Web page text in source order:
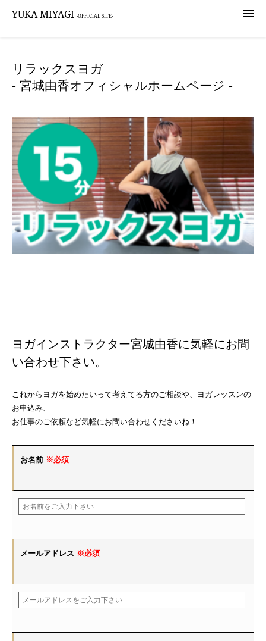

YUKA MIYAGI -OFFICIAL SITE-
リラックスヨガ
- 宮城由香オフィシャルホームページ -
ヨガインストラクター宮城由香に気軽にお問
い合わせ下さい。
これからヨガを始めたいって考えてる方のご相談や、ヨガレッスンの
お申込み、
お仕事のご依頼など気軽にお問い合わせくださいね！
お名前 ※必須
メールアドレス ※必須